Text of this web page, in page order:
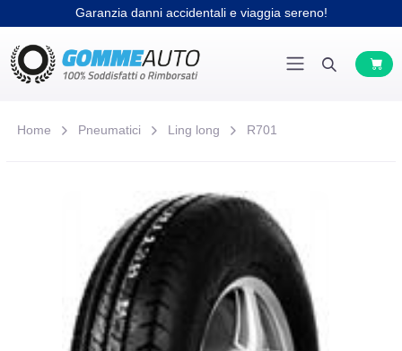
Garanzia danni accidentali e viaggia sereno!
Home Pneumatici Ling long R701